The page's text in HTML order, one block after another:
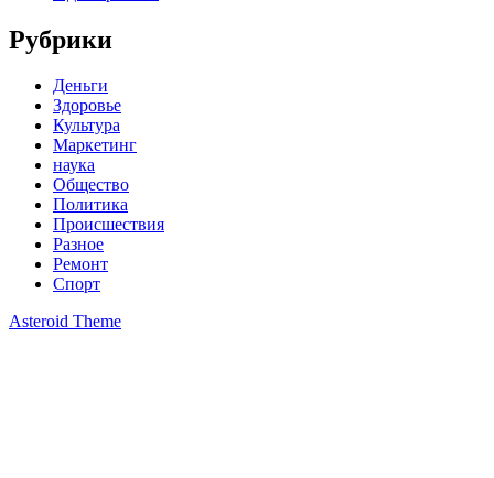
Рубрики
Деньги
Здоровье
Культура
Маркетинг
наука
Общество
Политика
Происшествия
Разное
Ремонт
Спорт
Asteroid Theme